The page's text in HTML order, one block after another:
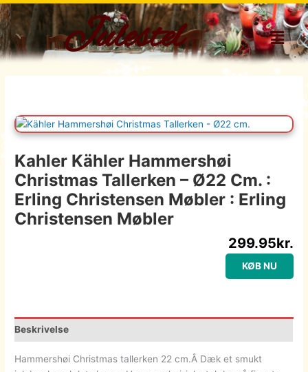
Gå
til
indholdet
Julestel Menu
Kahler Kähler Hammershøi
Christmas Tallerken – Ø22 Cm. :
Erling Christensen Møbler : Erling
Christensen Møbler
299.95kr.
KØB NU
Beskrivelse
Hammershøi Christmas tallerken 22 cm.Â Dæk et smukt